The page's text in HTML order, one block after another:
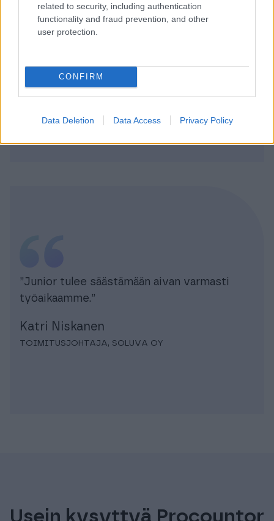
related to security, including authentication
functionality and fraud prevention, and other
user protection.
CONFIRM
Data Deletion Data Access Privacy Policy
”Tuntuu turvalliselta käyttää kirjanpito-
Mira Merikanto
”Junior tulee säästämään aivan varmasti
työaikaamme.”
Katri Niskanen
TOIMITUSJOHTAJA, SOLUVA OY
Usein kysyttyä Procountor